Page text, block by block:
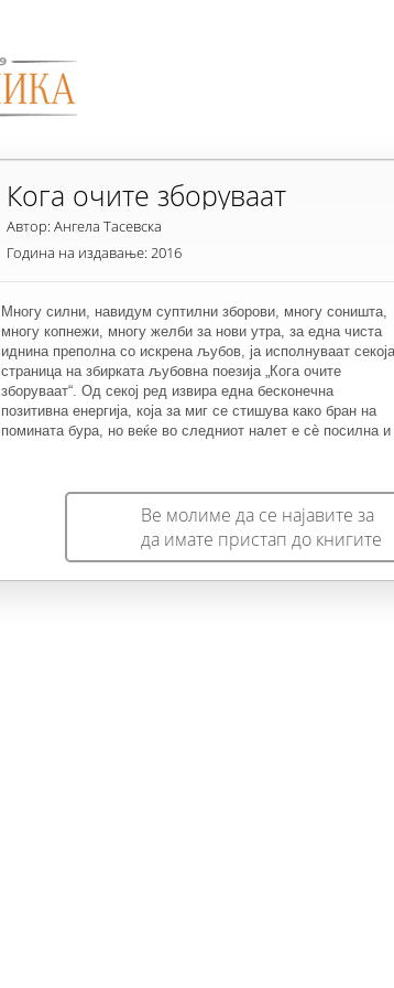
Кога очите зборуваат
Автор: Ангела Тасевска
Година на издавање: 2016
Многу силни, навидум суптилни зборови, многу соништа,
многу копнежи, многу желби за нови утра, за една чиста
иднина преполна со искрена љубов, ја исполнуваат секоја
страница на збирката љубовна поезија „Кога очите
зборуваат“. Од секој ред извира една бесконечна
позитивна енергија, која за миг се стишува како бран на
помината бура, но веќе во следниот налет е сè посилна и
Ве молиме да се најавите за
да имате пристап до книгите